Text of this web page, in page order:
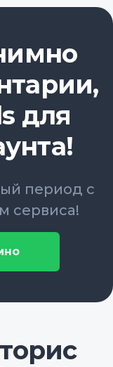
для
период с
сервиса!